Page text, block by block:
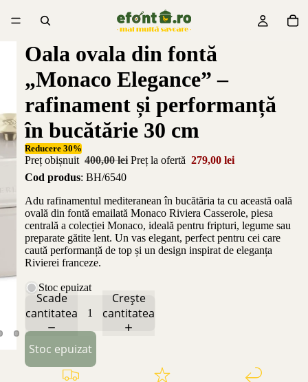
Oala ovala din fontă
„Monaco Elegance” –
rafinament și performanță
în bucătărie 30 cm
Reducere 30%
Preț obișnuit 400,00 lei Preț la ofertă 279,00 lei
Cod produs: BH/6540
Adu rafinamentul mediteranean în bucătăria ta cu această oală
ovală din fontă emailată Monaco Riviera Casserole, piesa
centrală a colecției Monaco, ideală pentru fripturi, legume sau
preparate gătite lent. Un vas elegant, perfect pentru cei care
caută performanță de top și un design inspirat de eleganța
Rivierei franceze.
Stoc epuizat
Scade
cantitatea
Crește
cantitatea
Stoc epuizat